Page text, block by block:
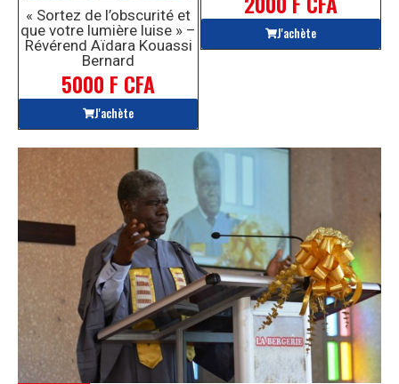
« Sortez de l’obscurité et
que votre lumière luise » –
Révérend Aïdara Kouassi
Bernard
5000 F CFA
J'achète
J'achète